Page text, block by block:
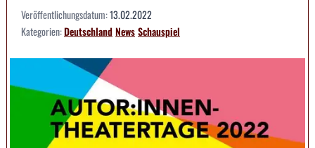
Veröffentlichungsdatum:13.02.2022
Kategorien:DeutschlandNewsSchauspiel